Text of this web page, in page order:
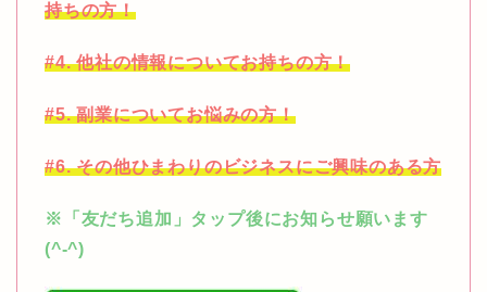
持ちの方！
#4. 他社の情報についてお持ちの方！
#5. 副業についてお悩みの方！
#6. その他ひまわりのビジネスにご興味のある方
※「友だち追加」タップ後にお知らせ願います
(^-^)